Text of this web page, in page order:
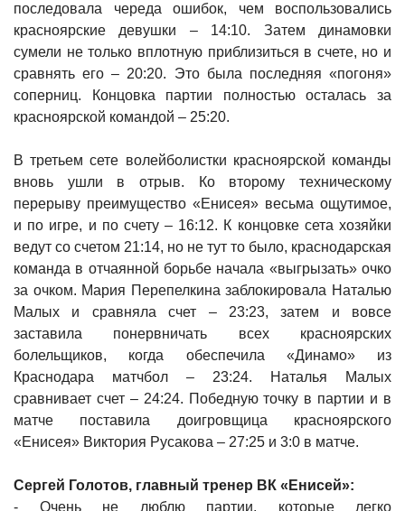
последовала череда ошибок, чем воспользовались
красноярские девушки – 14:10. Затем динамовки
сумели не только вплотную приблизиться в счете, но и
сравнять его – 20:20. Это была последняя «погоня»
соперниц. Концовка партии полностью осталась за
красноярской командой – 25:20.
В третьем сете волейболистки красноярской команды
вновь ушли в отрыв. Ко второму техническому
перерыву преимущество «Енисея» весьма ощутимое,
и по игре, и по счету – 16:12. К концовке сета хозяйки
ведут со счетом 21:14, но не тут то было, краснодарская
команда в отчаянной борьбе начала «выгрызать» очко
за очком. Мария Перепелкина заблокировала Наталью
Малых и сравняла счет – 23:23, затем и вовсе
заставила понервничать всех красноярских
болельщиков, когда обеспечила «Динамо» из
Краснодара матчбол – 23:24. Наталья Малых
сравнивает счет – 24:24. Победную точку в партии и в
матче поставила доигровщица красноярского
«Енисея» Виктория Русакова – 27:25 и 3:0 в матче.
Сергей Голотов, главный тренер ВК «Енисей»:
- Очень не люблю партии, которые легко